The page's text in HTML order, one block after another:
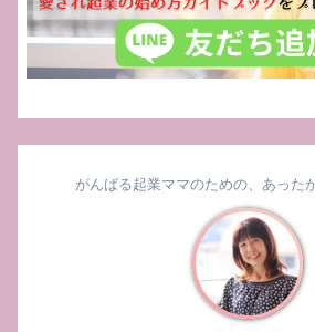
がんばる起業ママのための、あった